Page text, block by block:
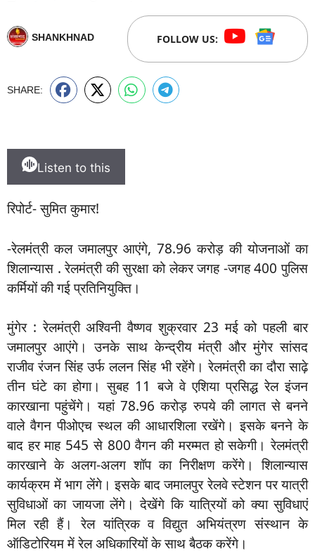
SHANKHNAD FOLLOW US:
SHARE:
Listen to this
रिपोर्ट- सुमित कुमार!
-रेलमंत्री कल जमालपुर आएंगे, 78.96 करोड़ की योजनाओं का
शिलान्यास . रेलमंत्री की सुरक्षा को लेकर जगह -जगह 400 पुलिस
कर्मियों की गई प्रतिनियुक्ति।
मुंगेर : रेलमंत्री अश्विनी वैष्णव शुक्रवार 23 मई को पहली बार
जमालपुर आएंगे। उनके साथ केन्द्रीय मंत्री और मुंगेर सांसद
राजीव रंजन सिंह उर्फ ललन सिंह भी रहेंगे। रेलमंत्री का दौरा साढ़े
तीन घंटे का होगा। सुबह 11 बजे वे एशिया प्रसिद्ध रेल इंजन
कारखाना पहुंचेंगे। यहां 78.96 करोड़ रुपये की लागत से बनने
वाले वैगन पीओएच स्थल की आधारशिला रखेंगे। इसके बनने के
बाद हर माह 545 से 800 वैगन की मरम्मत हो सकेगी। रेलमंत्री
कारखाने के अलग-अलग शॉप का निरीक्षण करेंगे। शिलान्यास
कार्यक्रम में भाग लेंगे। इसके बाद जमालपुर रेलवे स्टेशन पर यात्री
सुविधाओं का जायजा लेंगे। देखेंगे कि यात्रियों को क्या सुविधाएं
मिल रही हैं। रेल यांत्रिक व विद्युत अभियंत्रण संस्थान के
ऑडिटोरियम में रेल अधिकारियों के साथ बैठक करेंगे।